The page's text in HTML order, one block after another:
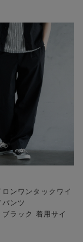
ンワンタックワイ
パンツ
ラック 着用サイ